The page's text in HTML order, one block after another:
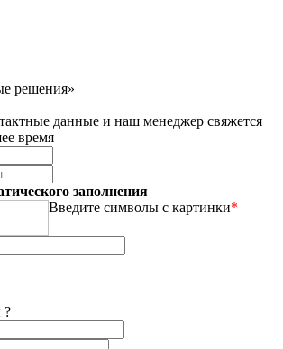
решения»
данные и наш менеджер свяжется
время
заполнения
Введите символы с картинки*
?